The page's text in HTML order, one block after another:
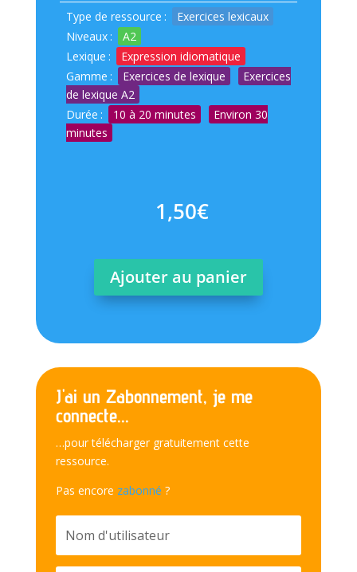
Type de ressource :
Exercices lexicaux
Niveaux :
A2
Lexique :
Expression idiomatique
Gamme : Exercices de lexique
Exercices
de lexique A2
Durée : 10 à 20 minutes
Environ 30
minutes
1,50€
Ajouter au panier
J'ai un Zabonnement, je me
connecte...
…pour télécharger gratuitement cette
ressource.
Pas encore zabonné ?